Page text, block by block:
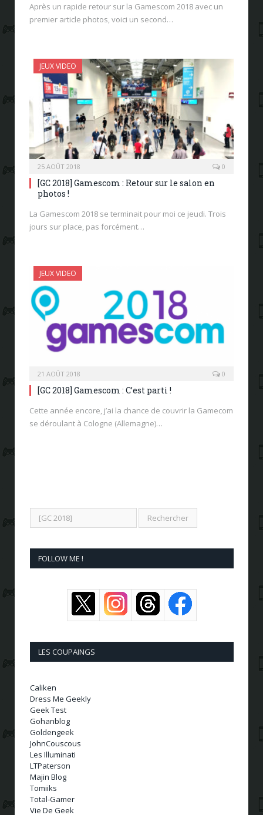
Après un rapide retour sur la Gamescom 2018 avec un
premier article photos, voici un second…
JEUX VIDEO
25 AOÛT 2018 0
[GC 2018] Gamescom : Retour sur le salon en
photos !
La Gamescom 2018 se terminait pour moi ce jeudi. Trois
jours sur place, pas forcément…
JEUX VIDEO
21 AOÛT 2018 0
[GC 2018] Gamescom : C’est parti !
Cette année encore, j’ai la chance de couvrir la Gamecom
se déroulant à Cologne (Allemagne)…
FOLLOW ME !
LES COUPAINGS
Caliken
Dress Me Geekly
Geek Test
Gohanblog
Goldengeek
JohnCouscous
Les Illuminati
LTPaterson
Majin Blog
Tomiiks
Total-Gamer
Vie De Geek